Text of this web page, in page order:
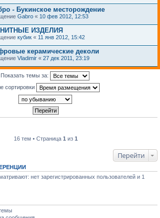
- Букинское месторождение
Gabro « 10 фев 2012, 12:53
ИЗДЕЛИЯ
кубик « 11 янв 2012, 15:42
керамические деколи
Vladimir « 27 дек 2011, 23:19
Показать темы за:
сортировки
16 тем • Страница 1 из 1
Перейти
нет зарегистрированных пользователей и 1